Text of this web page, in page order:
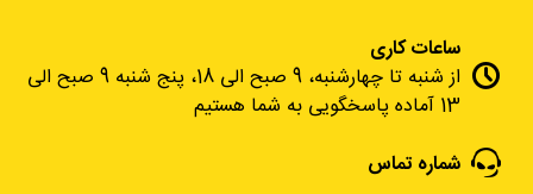
ساعات کاری
از شنبه تا چهارشنبه، 9 صبح الی 18، پنج شنبه 9 صبح الی
13 آماده پاسخگویی به شما هستیم
شماره تماس